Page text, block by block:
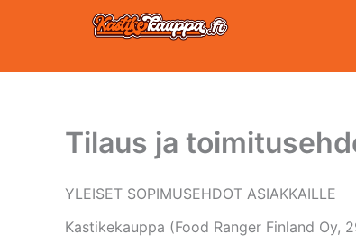
Tilaus ja
YLEISET SOPIMUSEHDOT ASIAKKAILLE
Kastikekauppa (Food Ranger Finland